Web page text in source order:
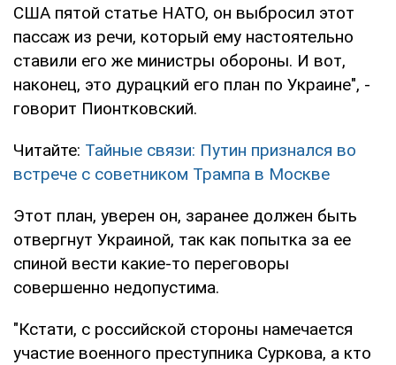
США пятой статье НАТО, он выбросил этот
пассаж из речи, который ему настоятельно
ставили его же министры обороны. И вот,
наконец, это дурацкий его план по Украине", -
говорит Пионтковский.
Читайте: Тайные связи: Путин признался во
встрече с советником Трампа в Москве
Этот план, уверен он, заранее должен быть
отвергнут Украиной, так как попытка за ее
спиной вести какие-то переговоры
совершенно недопустима.
"Кстати, с российской стороны намечается
участие военного преступника Суркова, а кто